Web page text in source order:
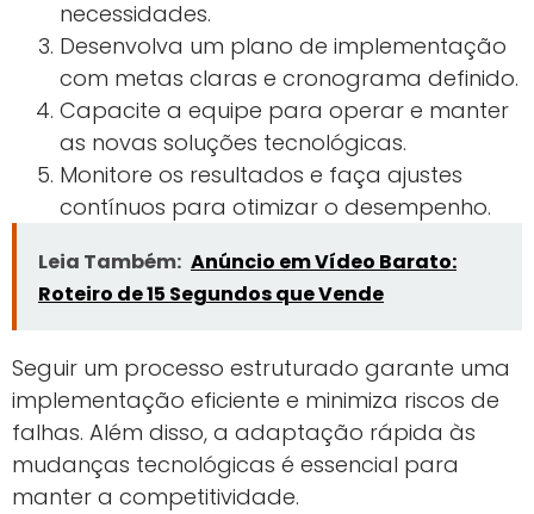
necessidades.
Desenvolva um plano de implementação
com metas claras e cronograma definido.
Capacite a equipe para operar e manter
as novas soluções tecnológicas.
Monitore os resultados e faça ajustes
contínuos para otimizar o desempenho.
Leia Também: Anúncio em Vídeo Barato:
Roteiro de 15 Segundos que Vende
Seguir um processo estruturado garante uma
implementação eficiente e minimiza riscos de
falhas. Além disso, a adaptação rápida às
mudanças tecnológicas é essencial para
manter a competitividade.